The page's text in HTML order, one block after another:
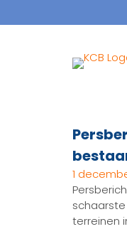
1
terreinen